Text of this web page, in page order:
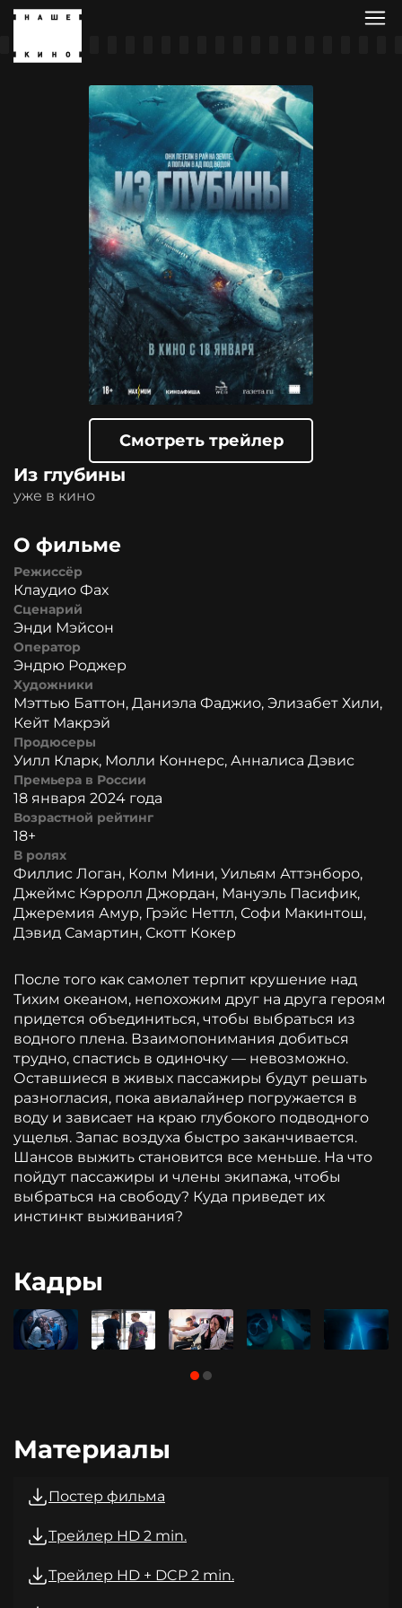
Смотреть трейлер
Из глубины
уже в кино
О фильме
Режиссёр
Клаудио Фах
Сценарий
Энди Мэйсон
Оператор
Эндрю Роджер
Художники
Мэттью Баттон, Даниэла Фаджио, Элизабет Хили,
Кейт Макрэй
Продюсеры
Уилл Кларк, Молли Коннерс, Анналиса Дэвис
Премьера в России
18 января 2024 года
Возрастной рейтинг
18+
В ролях
Филлис Логан, Колм Мини, Уильям Аттэнборо,
Джеймс Кэрролл Джордан, Мануэль Пасифик,
Джеремия Амур, Грэйс Неттл, Софи Макинтош,
Дэвид Самартин, Скотт Кокер
После того как самолет терпит крушение над
Тихим океаном, непохожим друг на друга героям
придется объединиться, чтобы выбраться из
водного плена. Взаимопонимания добиться
трудно, спастись в одиночку — невозможно.
Оставшиеся в живых пассажиры будут решать
разногласия, пока авиалайнер погружается в
воду и зависает на краю глубокого подводного
ущелья. Запас воздуха быстро заканчивается.
Шансов выжить становится все меньше. На что
пойдут пассажиры и члены экипажа, чтобы
выбраться на свободу? Куда приведет их
инстинкт выживания?
Кадры
Материалы
Постер фильма
Трейлер HD 2 min.
Трейлер HD + DCP 2 min.